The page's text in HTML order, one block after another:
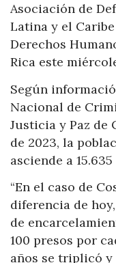
Asociación de
Latina y el Caribe
Derechos
Rica este
Según
Nacional de
Justicia y Paz de
de 2023, la
asciende a
“En el caso de
diferencia de
de
100 presos por
años se triplicó y